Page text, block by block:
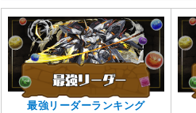
最強リーダーランキング